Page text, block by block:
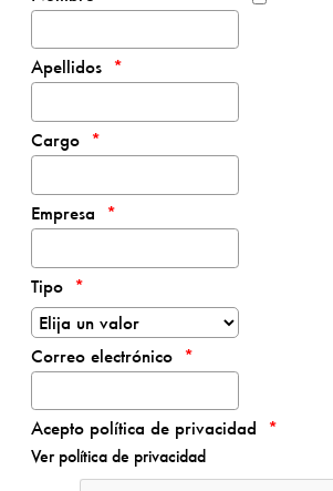
Apellidos
Cargo
Empresa
Tipo
Correo electrónico
Acepto política de privacidad
Ver política de privacidad